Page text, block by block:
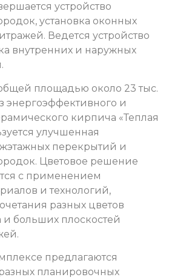
устройство
установка оконных
Ведется устройство
внутренних и наружных
площадью около 23 тыс.
энергоэффективного и
кирпича «Теплая
улучшенная
перекрытий и
Цветовое решение
с применением
и технологий,
разных цветов
больших плоскостей
предлагаются
планировочных